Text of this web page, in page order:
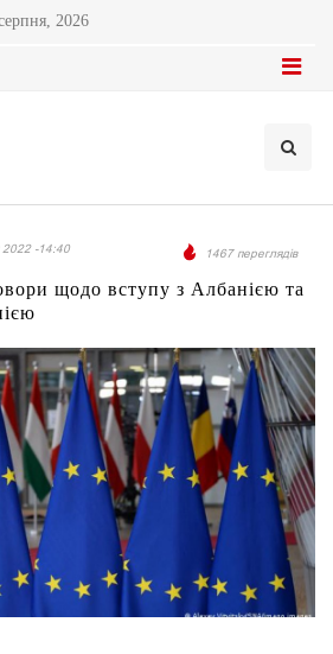
2026
2022 -14:40 1467 переглядів
щодо вступу з Албанією та